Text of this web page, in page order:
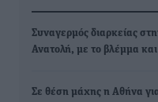
Συναγερμός διαρκείας
Ανατολή, με το βλέμμα
Σε θέση μάχης η Αθήνα